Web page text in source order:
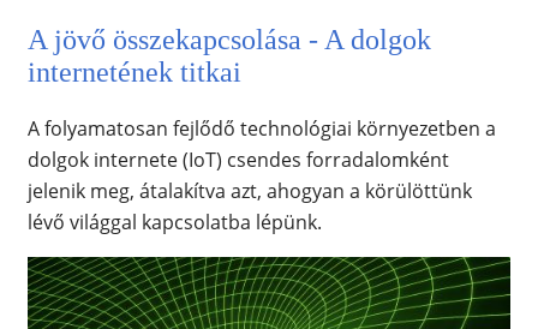
A jövő összekapcsolása - A dolgok
internetének titkai
A folyamatosan fejlődő technológiai környezetben a
dolgok internete (IoT) csendes forradalomként
jelenik meg, átalakítva azt, ahogyan a körülöttünk
lévő világgal kapcsolatba lépünk.